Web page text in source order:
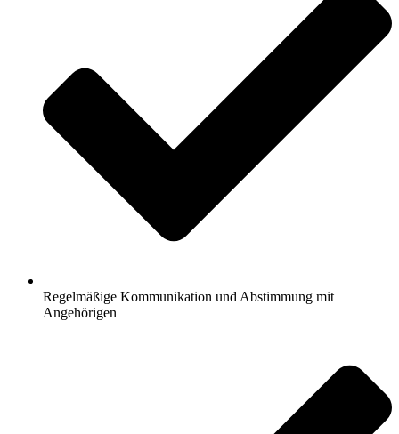
Regelmäßige Kommunikation und Abstimmung mit
Angehörigen